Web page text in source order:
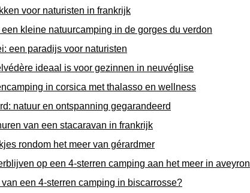
voor naturisten in frankrijk
kleine natuurcamping in de gorges du verdon
een paradijs voor naturisten
ideaal is voor gezinnen in neuvéglise
in corsica met thalasso en wellness
natuur en ontspanning gegarandeerd
van een stacaravan in frankrijk
rondom het meer van gérardmer
op een 4-sterren camping aan het meer in aveyron
een 4-sterren camping in biscarrosse?